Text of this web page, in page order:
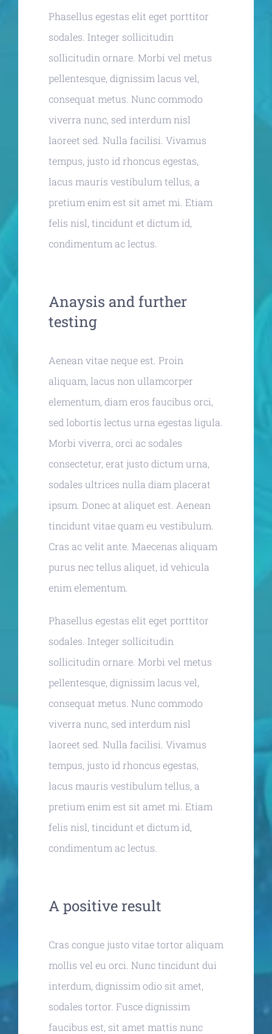
Phasellus egestas elit eget porttitor
sodales. Integer sollicitudin
sollicitudin ornare. Morbi vel metus
pellentesque, dignissim lacus vel,
consequat metus. Nunc commodo
viverra nunc, sed interdum nisl
laoreet sed. Nulla facilisi. Vivamus
tempus, justo id rhoncus egestas,
lacus mauris vestibulum tellus, a
pretium enim est sit amet mi. Etiam
felis nisl, tincidunt et dictum id,
condimentum ac lectus.
Anaysis and further
testing
Aenean vitae neque est. Proin
aliquam, lacus non ullamcorper
elementum, diam eros faucibus orci,
sed lobortis lectus urna egestas ligula.
Morbi viverra, orci ac sodales
consectetur, erat justo dictum urna,
sodales ultrices nulla diam placerat
ipsum. Donec at aliquet est. Aenean
tincidunt vitae quam eu vestibulum.
Cras ac velit ante. Maecenas aliquam
purus nec tellus aliquet, id vehicula
enim elementum.
Phasellus egestas elit eget porttitor
sodales. Integer sollicitudin
sollicitudin ornare. Morbi vel metus
pellentesque, dignissim lacus vel,
consequat metus. Nunc commodo
viverra nunc, sed interdum nisl
laoreet sed. Nulla facilisi. Vivamus
tempus, justo id rhoncus egestas,
lacus mauris vestibulum tellus, a
pretium enim est sit amet mi. Etiam
felis nisl, tincidunt et dictum id,
condimentum ac lectus.
A positive result
Cras congue justo vitae tortor aliquam
mollis vel eu orci. Nunc tincidunt dui
interdum, dignissim odio sit amet,
sodales tortor. Fusce dignissim
faucibus est, sit amet mattis nunc